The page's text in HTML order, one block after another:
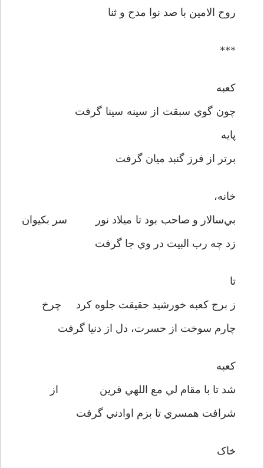
روح الامين با صد نوا مدح و ثنا
***
کعبه
چون گوي سبقت از سينه سينا گرفت
پايه
برتر از فرز گنبد ميان گرفت
خانه،
بي‌سالار و صاحب بود تا ميلاد نور سر بکيوان
زد چه رب البيت در وي جا گرفت
تا
ز برج کعبه خورشيد حقيقت جلوه کرد چرخ
چارم سوخت از حسرت، دل از دنيا گرفت
کعبه
شد تا با مقام لي مع اللهي قرين از
شرافت همسري تا بزم اوادني گرفت
خاک